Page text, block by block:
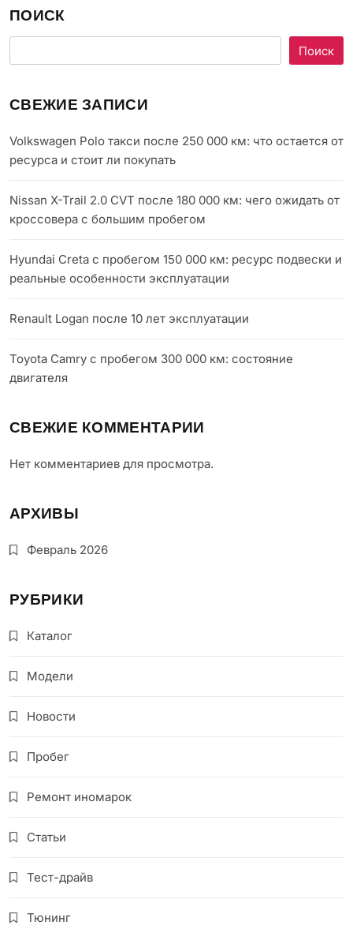
ПОИСК
Поиск
СВЕЖИЕ ЗАПИСИ
Volkswagen Polo такси после 250 000 км: что остается от
ресурса и стоит ли покупать
Nissan X-Trail 2.0 CVT после 180 000 км: чего ожидать от
кроссовера с большим пробегом
Hyundai Creta с пробегом 150 000 км: ресурс подвески и
реальные особенности эксплуатации
Renault Logan после 10 лет эксплуатации
Toyota Camry с пробегом 300 000 км: состояние
двигателя
СВЕЖИЕ КОММЕНТАРИИ
Нет комментариев для просмотра.
АРХИВЫ
Февраль 2026
РУБРИКИ
Каталог
Модели
Новости
Пробег
Ремонт иномарок
Статьи
Тест-драйв
Тюнинг